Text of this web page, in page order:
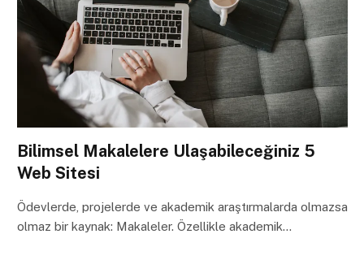
Bilimsel Makalelere Ulaşabileceğiniz 5
Web Sitesi
Ödevlerde, projelerde ve akademik araştırmalarda olmazsa
olmaz bir kaynak: Makaleler. Özellikle akademik…